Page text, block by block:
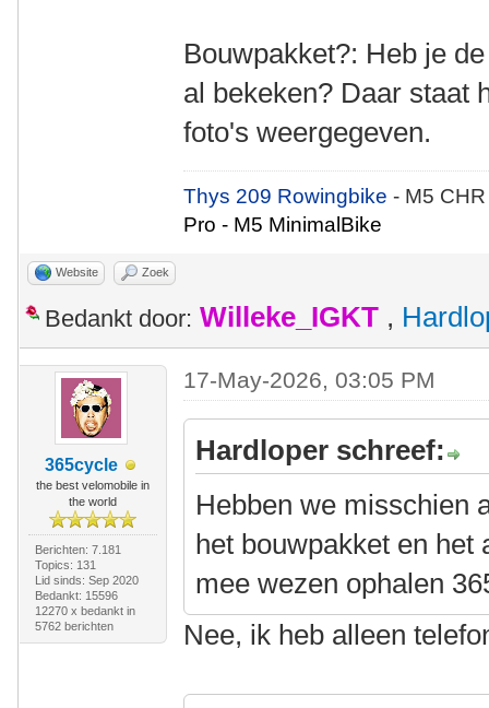
Bouwpakket?: Heb je
al bekeken? Daar staat
foto's weergegeven.
Thys 209 Rowingbike- M5
Pro - M5 MinimalBike
Website Zoek
Bedankt door: Willeke_IGKT ,
365cycle
the best velomobile in
the world
Berichten: 7.181
Topics: 131
Lid sinds: Sep 2020
Bedankt: 15596
12270 x bedankt in
5762 berichten
17-May-2026, 03:05 PM
Hardloper schreef:
Hebben we misschien
het bouwpakket en het
mee wezen ophalen
Nee, ik heb alleen